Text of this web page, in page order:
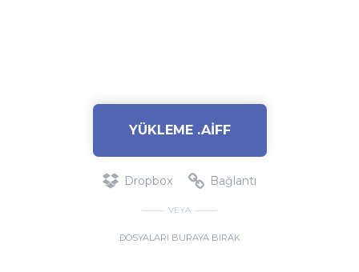
YÜKLEME .AIFF
Dropbox Bağlantı
VEYA
DOSYALARI BURAYA BIRAK